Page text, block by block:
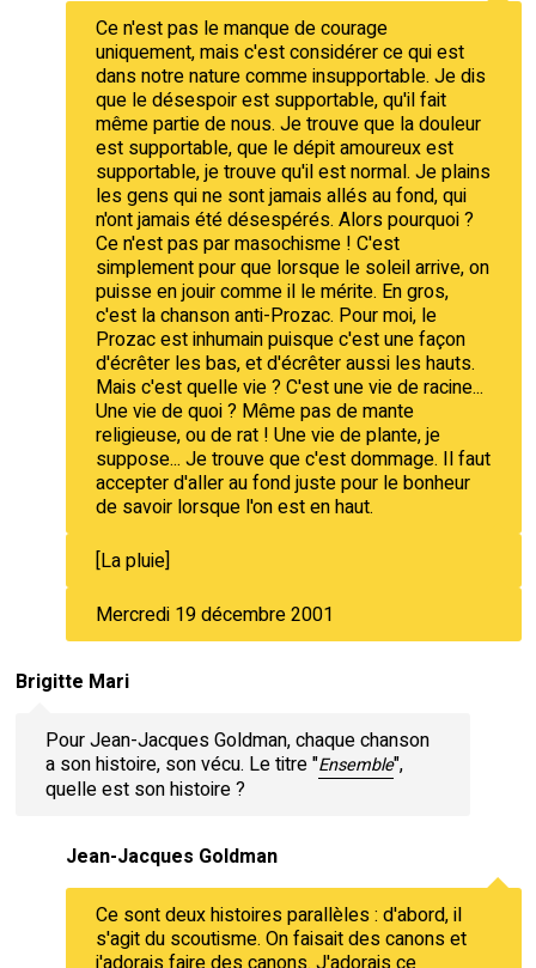
Ce n'est pas le manque de courage
uniquement, mais c'est considérer ce qui est
dans notre nature comme insupportable. Je dis
que le désespoir est supportable, qu'il fait
même partie de nous. Je trouve que la douleur
est supportable, que le dépit amoureux est
supportable, je trouve qu'il est normal. Je plains
les gens qui ne sont jamais allés au fond, qui
n'ont jamais été désespérés. Alors pourquoi ?
Ce n'est pas par masochisme ! C'est
simplement pour que lorsque le soleil arrive, on
puisse en jouir comme il le mérite. En gros,
c'est la chanson anti-Prozac. Pour moi, le
Prozac est inhumain puisque c'est une façon
d'écrêter les bas, et d'écrêter aussi les hauts.
Mais c'est quelle vie ? C'est une vie de racine...
Une vie de quoi ? Même pas de mante
religieuse, ou de rat ! Une vie de plante, je
suppose... Je trouve que c'est dommage. Il faut
accepter d'aller au fond juste pour le bonheur
de savoir lorsque l'on est en haut.
[La pluie]
Mercredi 19 décembre 2001
Brigitte Mari
Pour Jean-Jacques Goldman, chaque chanson
a son histoire, son vécu. Le titre "Ensemble",
quelle est son histoire ?
Jean-Jacques Goldman
Ce sont deux histoires parallèles : d'abord, il
s'agit du scoutisme. On faisait des canons et